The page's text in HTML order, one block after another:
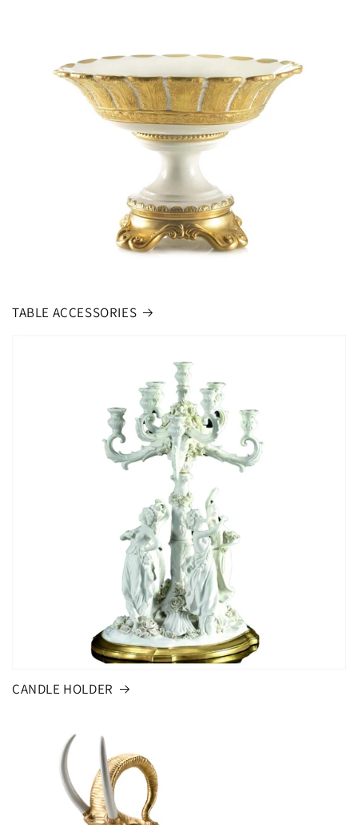
TABLE ACCESSORIES
CANDLE HOLDER